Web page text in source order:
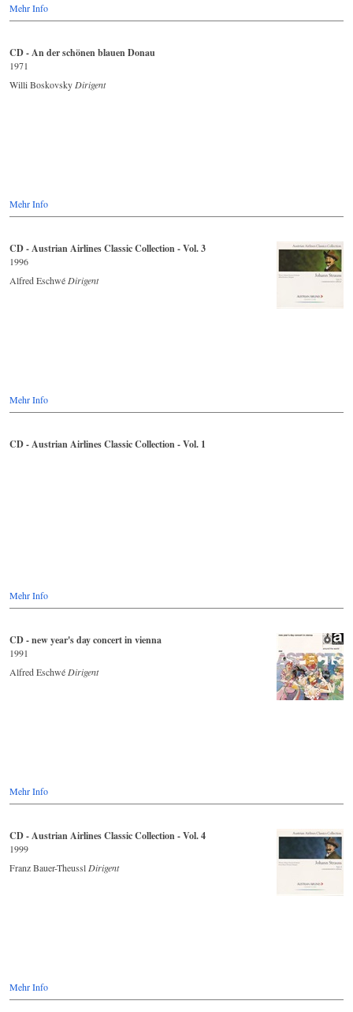
Mehr Info
CD - An der schönen blauen Donau
1971
Willi Boskovsky Dirigent
Mehr Info
CD - Austrian Airlines Classic Collection - Vol. 3
1996
Alfred Eschwé Dirigent
Mehr Info
CD - Austrian Airlines Classic Collection - Vol. 1
Mehr Info
CD - new year's day concert in vienna
1991
Alfred Eschwé Dirigent
Mehr Info
CD - Austrian Airlines Classic Collection - Vol. 4
1999
Franz Bauer-Theussl Dirigent
Mehr Info